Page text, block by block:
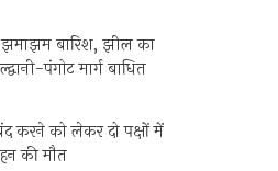
झमाझम बारिश, झील का
पंगोट मार्ग बाधित
करने को लेकर दो पक्षों में
की मौत